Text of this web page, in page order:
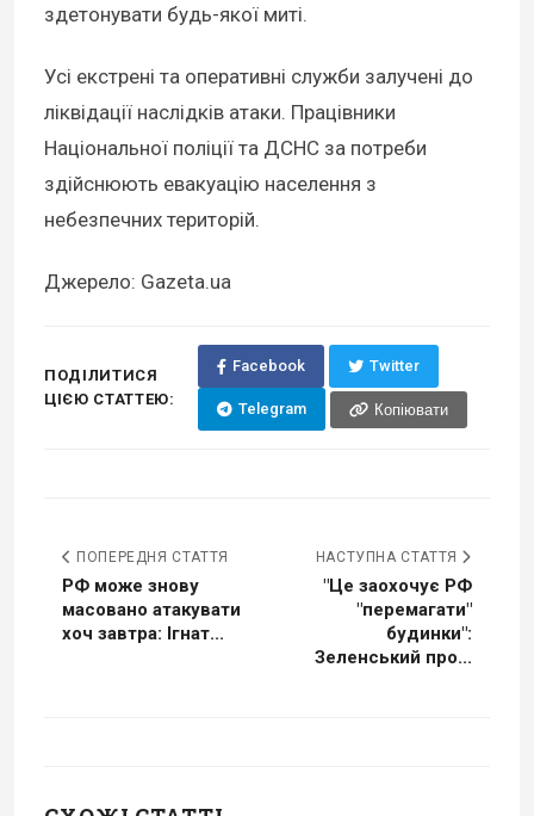
здетонувати будь-якої миті.
Усі екстрені та оперативні служби залучені до
ліквідації наслідків атаки. Працівники
Національної поліції та ДСНС за потреби
здійснюють евакуацію населення з
небезпечних територій.
Джерело: Gazeta.ua
ПОДІЛИТИСЯ
ЦІЄЮ СТАТТЕЮ:
Facebook Twitter
Telegram Копіювати
ПОПЕРЕДНЯ СТАТТЯ
РФ може знову
масовано атакувати
хоч завтра: Ігнат...
НАСТУПНА СТАТТЯ
"Це заохочує РФ
"перемагати"
будинки":
Зеленський про...